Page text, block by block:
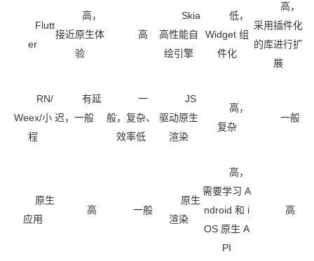
Flutt
er
高，
接近原生体
验
高
Skia
高性能自
绘引擎
低，
Widget 组
件化
高，
采用插件化
的库进行扩
展
RN/
Weex/小
程
有延
迟，一般
一
般，复杂、
效率低
JS
驱动原生
渲染
高，
复杂
一般
原生
应用
高 一般
原生
渲染
高，
需要学习 A
ndroid 和 i
OS 原生 A
PI
高